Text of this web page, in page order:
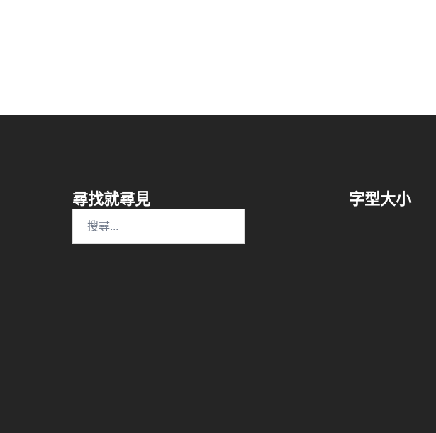
尋找就尋見 字型大小